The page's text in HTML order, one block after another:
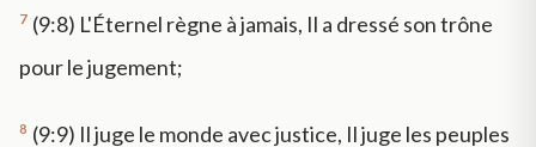
7 (9:8) L'Éternel règne à jamais, Il a dressé son trône
pour le jugement;
8 (9:9) Il juge le monde avec justice, Il juge les peuples